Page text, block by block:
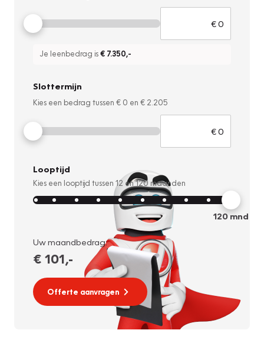
Je leenbedrag is€ 7.350,-
Slottermijn
Kies een bedrag tussen € 0 en € 2.205
Looptijd
Kies een looptijd tussen 12 en120 maanden
120mnd
Uw maandbedrag:
€ 101,-
Offerte aanvragen